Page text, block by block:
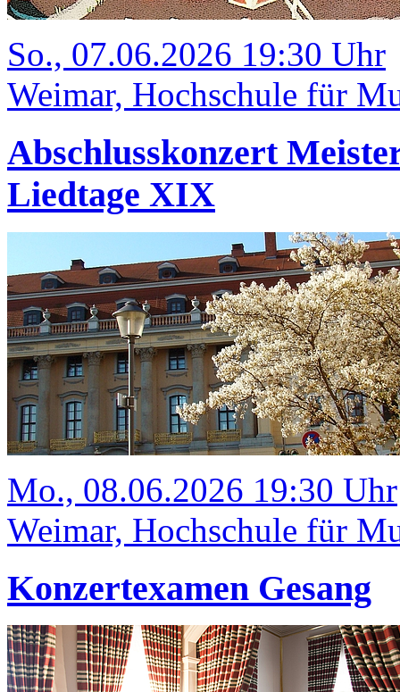
So., 07.06.2026 19:30 Uhr
Weimar, Hochschule für
Abschlusskonzert
Liedtage XIX
Mo., 08.06.2026 19:30 Uhr
Weimar, Hochschule für
Konzertexamen Gesang